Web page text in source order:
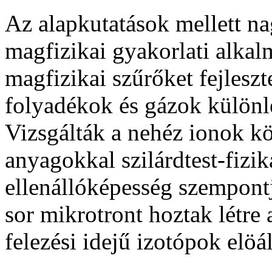
Az alapkutatások mellett
magfizikai gyakorlati
magfizikai szűrőket
folyadékok és gázok
Vizsgálták a nehéz ionok
anyagokkal szilárdtest-
ellenállóképesség
sor mikrotront hoztak létre
felezési idejű izotópok